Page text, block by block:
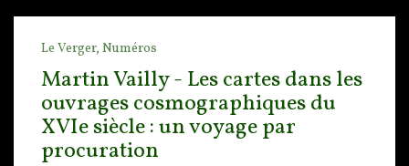
Le Verger, Numéros
Martin Vailly - Les cartes dans les
ouvrages cosmographiques du
XVIe siècle : un voyage par
procuration